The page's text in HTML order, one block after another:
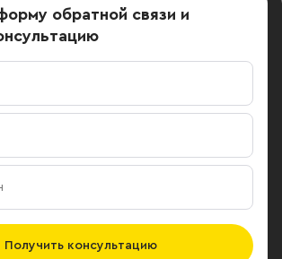
обратной связи и
Получить консультацию